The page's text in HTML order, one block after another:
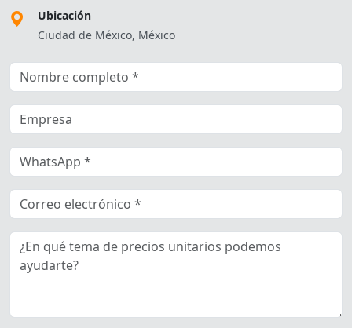
Ubicación
Ciudad de México, México